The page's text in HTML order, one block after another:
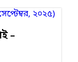
–